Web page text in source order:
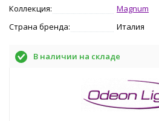
Коллекция:
Magnum
Страна бренда:
Италия
В наличии на складе